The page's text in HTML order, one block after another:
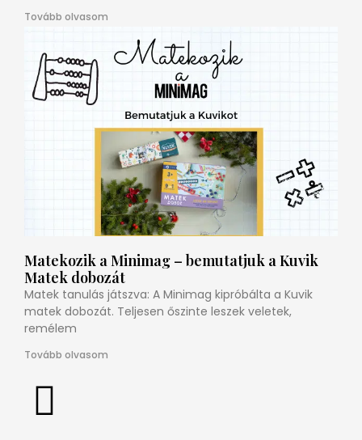
Tovább olvasom
Matekozik a Minimag – bemutatjuk a Kuvik
Matek dobozát
Matek tanulás játszva: A Minimag kipróbálta a Kuvik
matek dobozát. Teljesen őszinte leszek veletek,
remélem
Tovább olvasom